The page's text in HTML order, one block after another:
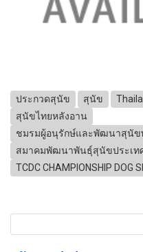
ประกวดสุนัข สุนัข
สุนัขไทยหลังอาน
ชมรมผู้อนุรักษ์และพัฒนาสุนัข
สมาคมพัฒนาพันธุ์สุนัขประเท
TCDC CHAMPIONSHIP DOG